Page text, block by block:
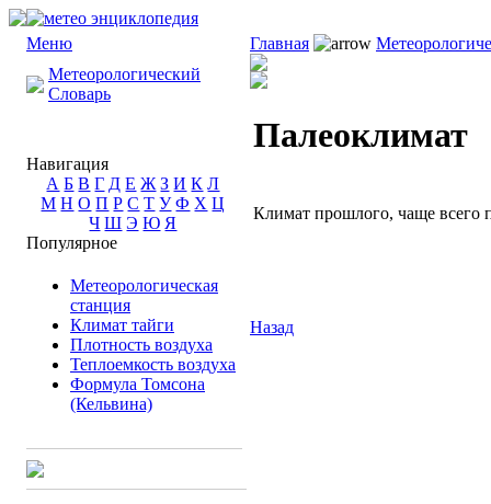
Меню
Метеорологический
Словарь
Навигация
А Б В Г Д Е Ж З И К Л
М Н О П Р С Т У Ф Х Ц
Ч Ш Э Ю Я
Популярное
Метеорологическая
станция
Климат тайги
Плотность воздуха
Теплоемкость воздуха
Формула Томсона
(Кельвина)
Главная
Палеоклимат
Климат прошлого, чаще всего
Назад